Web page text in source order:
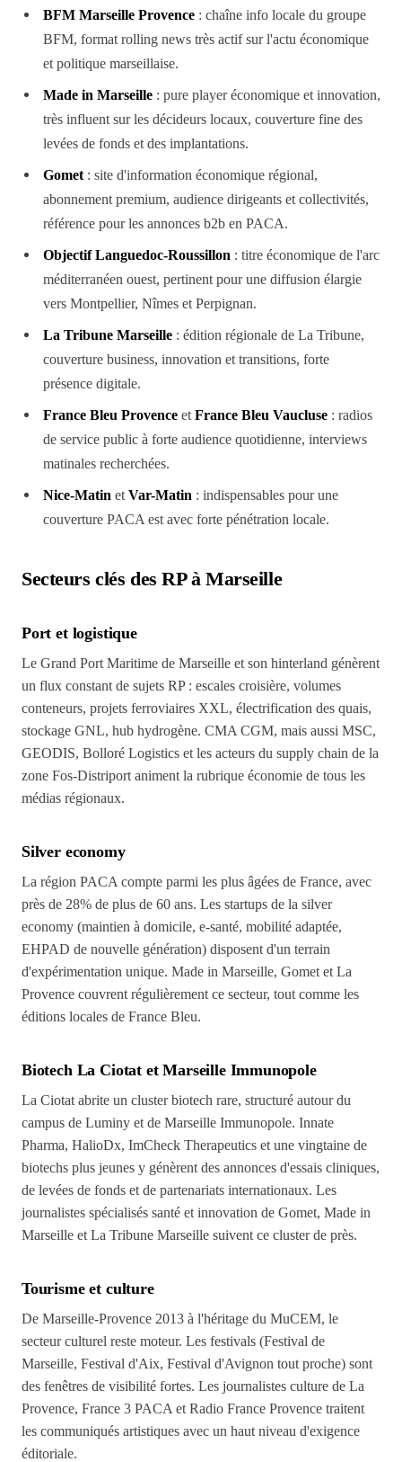
BFM Marseille Provence : chaîne info locale du groupe
BFM, format rolling news très actif sur l'actu économique
et politique marseillaise.
Made in Marseille : pure player économique et innovation,
très influent sur les décideurs locaux, couverture fine des
levées de fonds et des implantations.
Gomet: site d'information économique régional,
abonnement premium, audience dirigeants et collectivités,
référence pour les annonces b2b en PACA.
Objectif Languedoc-Roussillon : titre économique de l'arc
méditerranéen ouest, pertinent pour une diffusion élargie
vers Montpellier, Nîmes et Perpignan.
La Tribune Marseille : édition régionale de La Tribune,
couverture business, innovation et transitions, forte
présence digitale.
France Bleu Provence etFrance Bleu Vaucluse : radios
de service public à forte audience quotidienne, interviews
matinales recherchées.
Nice-Matin etVar-Matin : indispensables pour une
couverture PACA est avec forte pénétration locale.
Secteurs clés des RP à Marseille
Port et logistique
Le Grand Port Maritime de Marseille et son hinterland génèrent
un flux constant de sujets RP : escales croisière, volumes
conteneurs, projets ferroviaires XXL, électrification des quais,
stockage GNL, hub hydrogène. CMA CGM, mais aussi MSC,
GEODIS, Bolloré Logistics et les acteurs du supply chain de la
zone Fos-Distriport animent la rubrique économie de tous les
médias régionaux.
Silver economy
La région PACA compte parmi les plus âgées de France, avec
près de 28% de plus de 60 ans. Les startups de la silver
economy (maintien à domicile, e-santé, mobilité adaptée,
EHPAD de nouvelle génération) disposent d'un terrain
d'expérimentation unique. Made in Marseille, Gomet et La
Provence couvrent régulièrement ce secteur, tout comme les
éditions locales de France Bleu.
Biotech La Ciotat et Marseille Immunopole
La Ciotat abrite un cluster biotech rare, structuré autour du
campus de Luminy et de Marseille Immunopole. Innate
Pharma, HalioDx, ImCheck Therapeutics et une vingtaine de
biotechs plus jeunes y génèrent des annonces d'essais cliniques,
de levées de fonds et de partenariats internationaux. Les
journalistes spécialisés santé et innovation de Gomet, Made in
Marseille et La Tribune Marseille suivent ce cluster de près.
Tourisme et culture
De Marseille-Provence 2013 à l'héritage du MuCEM, le
secteur culturel reste moteur. Les festivals (Festival de
Marseille, Festival d'Aix, Festival d'Avignon tout proche) sont
des fenêtres de visibilité fortes. Les journalistes culture de La
Provence, France 3 PACA et Radio France Provence traitent
les communiqués artistiques avec un haut niveau d'exigence
éditoriale.